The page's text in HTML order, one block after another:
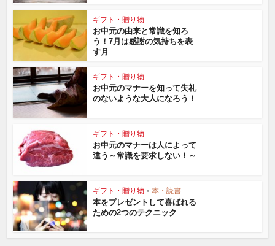
ギフト・贈り物
お中元の由来と常識を知ろ
う！7月は感謝の気持ちを表
す月
ギフト・贈り物
お中元のマナーを知って失礼
のないような大人になろう！
ギフト・贈り物
お中元のマナーは人によって
違う～常識を要求しない！～
ギフト・贈り物 • 本・読書
本をプレゼントして喜ばれる
ための2つのテクニック